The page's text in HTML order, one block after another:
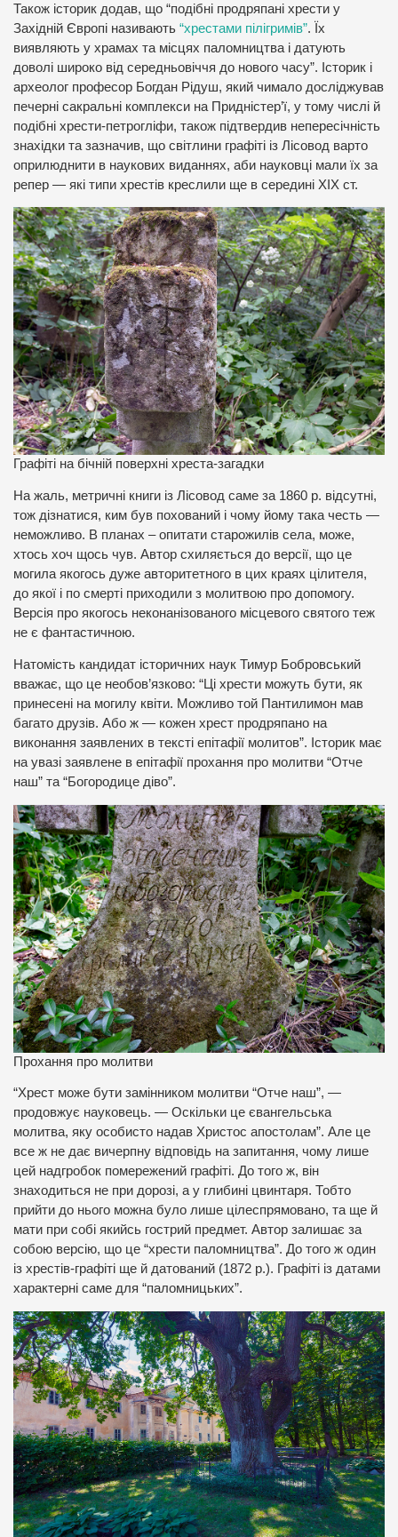
Також історик додав, що “подібні продряпані хрести у
Західній Європі називають “хрестами пілігримів”. Їх
виявляють у храмах та місцях паломництва і датують
доволі широко від середньовіччя до нового часу”. Історик і
археолог професор Богдан Рідуш, який чимало досліджував
печерні сакральні комплекси на Придністер’ї, у тому числі й
подібні хрести-петрогліфи, також підтвердив непересічність
знахідки та зазначив, що світлини графіті із Лісовод варто
оприлюднити в наукових виданнях, аби науковці мали їх за
репер — які типи хрестів креслили ще в середині ХІХ ст.
Графіті на бічній поверхні хреста-загадки
На жаль, метричні книги із Лісовод саме за 1860 р. відсутні,
тож дізнатися, ким був похований і чому йому така честь —
неможливо. В планах – опитати старожилів села, може,
хтось хоч щось чув. Автор схиляється до версії, що це
могила якогось дуже авторитетного в цих краях цілителя,
до якої і по смерті приходили з молитвою про допомогу.
Версія про якогось неконанізованого місцевого святого теж
не є фантастичною.
Натомість кандидат історичних наук Тимур Бобровський
вважає, що це необов’язково: “Ці хрести можуть бути, як
принесені на могилу квіти. Можливо той Пантилимон мав
багато друзів. Або ж — кожен хрест продряпано на
виконання заявлених в тексті епітафії молитов”. Історик має
на увазі заявлене в епітафії прохання про молитви “Отче
наш” та “Богородице діво”.
Прохання про молитви
“Хрест може бути замінником молитви “Отче наш”, —
продовжує науковець. — Оскільки це євангельська
молитва, яку особисто надав Христос апостолам”. Але це
все ж не дає вичерпну відповідь на запитання, чому лише
цей надгробок помережений графіті. До того ж, він
знаходиться не при дорозі, а у глибині цвинтаря. Тобто
прийти до нього можна було лише цілеспрямовано, та ще й
мати при собі якийсь гострий предмет. Автор залишає за
собою версію, що це “хрести паломництва”. До того ж один
із хрестів-графіті ще й датований (1872 р.). Графіті із датами
характерні саме для “паломницьких”.